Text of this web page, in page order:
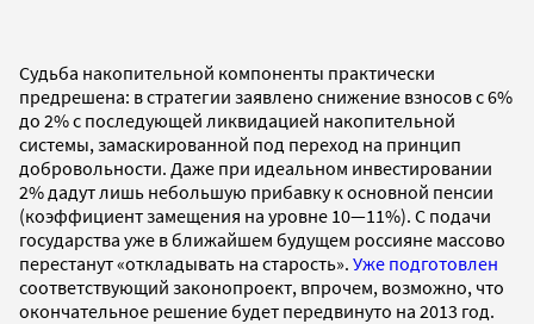
Судьба накопительной компоненты практически
предрешена: в стратегии заявлено снижение взносов с 6%
до 2% с последующей ликвидацией накопительной
системы, замаскированной под переход на принцип
добровольности. Даже при идеальном инвестировании
2% дадут лишь небольшую прибавку к основной пенсии
(коэффициент замещения на уровне 10—11%). С подачи
государства уже в ближайшем будущем россияне массово
перестанут «откладывать на старость». Уже подготовлен
соответствующий законопроект, впрочем, возможно, что
окончательное решение будет передвинуто на 2013 год.